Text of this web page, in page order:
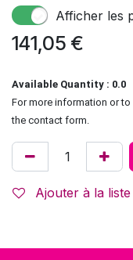
Afficher les
141,05 €
Available Quantity : 0.0
For more information or
the contact form.
Ajouter à la